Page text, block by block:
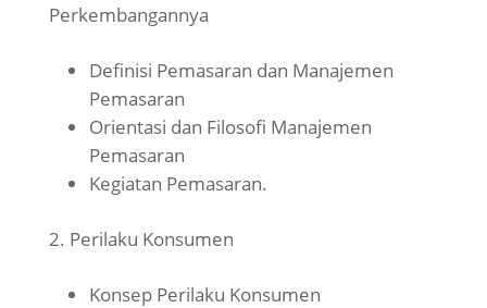
Perkembangannya
Definisi Pemasaran dan Manajemen
Pemasaran
Orientasi dan Filosofi Manajemen
Pemasaran
Kegiatan Pemasaran.
Perilaku Konsumen
Konsep Perilaku Konsumen